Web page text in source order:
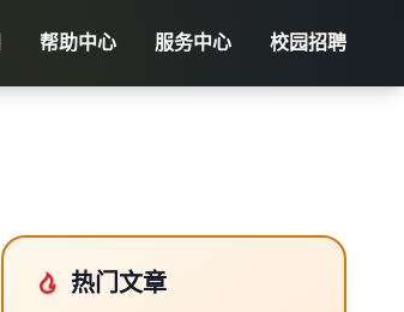
帮助中心 服务中心 校园招聘
热门文章